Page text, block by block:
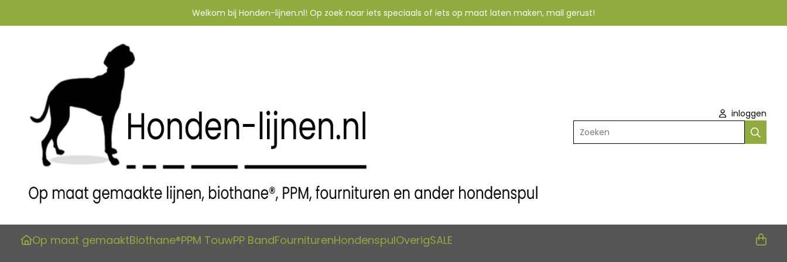
Welkom bij Honden-lijnen.nl! Op zoek naar iets speciaals of iets op maat laten maken, mail gerust!
inloggen
Zoeken
Op maat gemaaktBiothane®PPM TouwPP BandFourniturenHondenspulOverigSALE